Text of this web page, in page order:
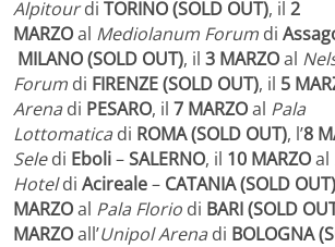
Alpitourdi TORINO(SOLD OUT), il 2
MARZOal Mediolanum Forum di
MILANO (SOLD OUT), il 3 MARZOal
Forum di FIRENZE(SOLD OUT), il 5
Arena di PESARO, il 7 MARZOal Pala
Lottomatica di ROMA(SOLD OUT), l’8
Seledi Eboli–SALERNO, il 10 MARZOal
Hoteldi Acireale– CATANIA(SOLD OUT)
MARZOal Pala Florio di BARI(SOLD
MARZOall’Unipol Arena di BOLOGNA